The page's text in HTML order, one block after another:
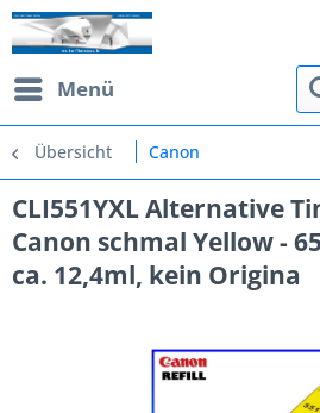
Menü
Übersicht Canon
CLI551YXL Alternative
Canon schmal Yellow -
ca. 12,4ml, kein Origina